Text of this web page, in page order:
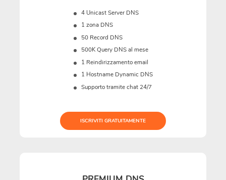
4 Unicast Server DNS
1 zona DNS
50 Record DNS
500K Query DNS al mese
1 Reindirizzamento email
1 Hostname Dynamic DNS
Supporto tramite chat 24/7
ISCRIVITI GRATUITAMENTE